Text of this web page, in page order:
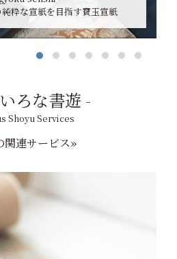
粋な宣紙を目指す寶玉宣紙
ろな書遊
Shoyu Services
関連サービス»